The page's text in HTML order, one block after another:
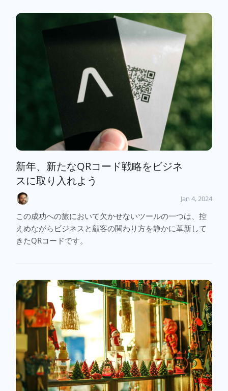
新年、新たなQRコード戦略をビジネ
スに取り入れよう
Jan 4, 2024
この成功への旅において欠かせないツールの一つは、控
えめながらビジネスと顧客の関わり方を静かに革新して
きたQRコードです。